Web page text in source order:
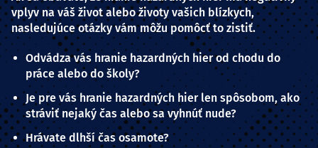
vplyv na váš život alebo životy vašich blízkych,
nasledujúce otázky vám môžu pomôcť to zistiť.
Odvádza vás hranie hazardných hier od chodu do
práce alebo do školy?
Je pre vás hranie hazardných hier len spôsobom, ako
stráviť nejaký čas alebo sa vyhnúť nude?
Hrávate dlhší čas osamote?